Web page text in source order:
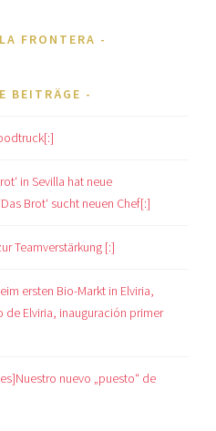
FRONTERA
BEITRÄGE
in Sevilla hat neue
Brot‘ sucht neuen Chef[:]
Teamverstärkung [:]
ersten Bio-Markt in Elviria,
Elviria, inauguración primer
nuevo „puesto“ de